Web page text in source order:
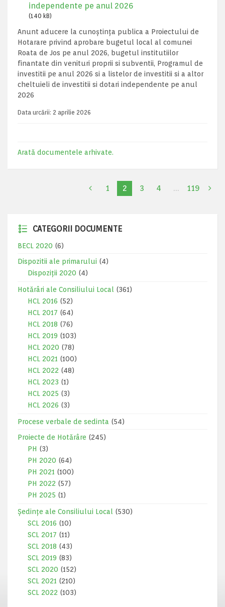
independente pe anul 2026
(140 kB)
Anunt aducere la cunoștința publica a Proiectului de
Hotarare privind aprobare bugetul local al comunei
Roata de Jos pe anul 2026, bugetul institutiilor
finantate din venituri proprii si subventii, Programul de
investitii pe anul 2026 si a listelor de investitii si a altor
cheltuieli de investitii si dotari independente pe anul
2026
Data urcării: 2 aprilie 2026
Arată documentele arhivate.
1 2 3 4 … 119
CATEGORII DOCUMENTE
BECL 2020 (6)
Dispozitii ale primarului (4)
Dispoziții 2020 (4)
Hotărâri ale Consiliului Local
(361)
HCL 2016 (52)
HCL 2017 (64)
HCL 2018 (76)
HCL 2019 (103)
HCL 2020 (78)
HCL 2021 (100)
HCL 2022 (48)
HCL 2023 (1)
HCL 2025 (3)
HCL 2026 (3)
Procese verbale de sedinta (54)
Proiecte de Hotărâre (245)
PH (3)
PH 2020 (64)
PH 2021 (100)
PH 2022 (57)
PH 2025 (1)
Ședințe ale Consiliului Local
(530)
SCL 2016 (10)
SCL 2017 (11)
SCL 2018 (43)
SCL 2019 (83)
SCL 2020 (152)
SCL 2021 (210)
SCL 2022 (103)